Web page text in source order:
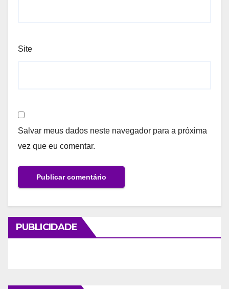
Site
Salvar meus dados neste navegador para a próxima
vez que eu comentar.
PUBLICIDADE